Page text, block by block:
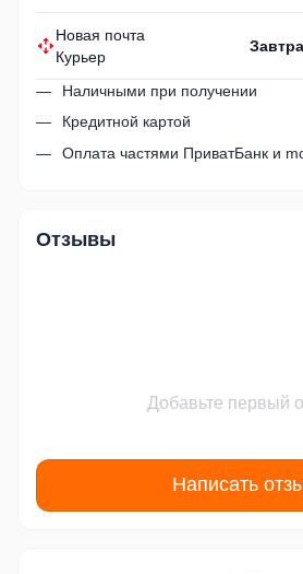
Новая почта
Курьер
Завтра
Наличными при получении
Кредитной картой
Оплата частями ПриватБанк и
Отзывы
Добавьте первый
Написать